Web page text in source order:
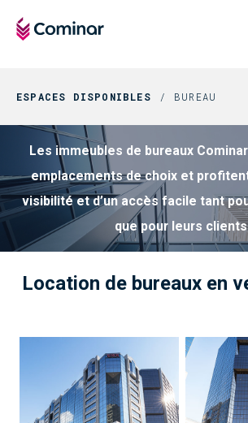
ESPACES DISPONIBLES BUREAU
Les immeubles de bureaux
emplacements de choix et
visibilité et d’un accès facile tant
que pour leurs
Location de bureaux en